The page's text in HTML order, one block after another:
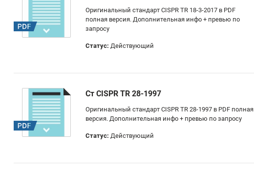
Оригинальный стандарт CISPR TR 18-3-2017 в PDF
полная версия. Дополнительная инфо + превью по
запросу
Статус: Действующий
Ст CISPR TR 28-1997
Оригинальный стандарт CISPR TR 28-1997 в PDF полная
версия. Дополнительная инфо + превью по запросу
Статус: Действующий